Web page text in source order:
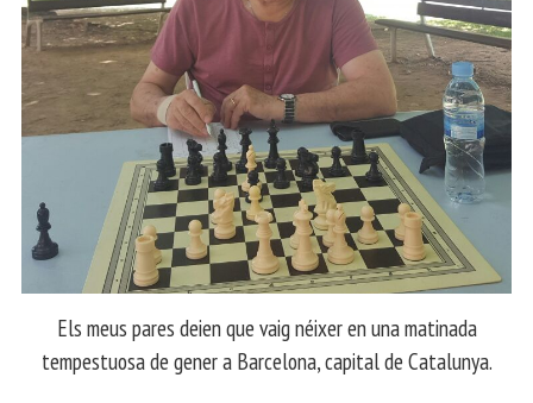
Els meus pares deien que vaig néixer en una matinada
tempestuosa de gener a Barcelona, capital de Catalunya.